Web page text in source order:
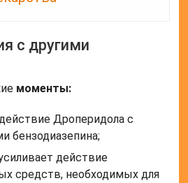
с другими
моменты:
Дроперидола с
бензодиазепина;
действие
средств, необходимых для